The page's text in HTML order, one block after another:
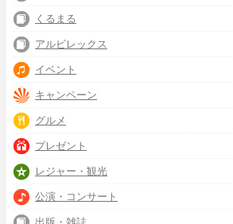
くるまる
アルビレックス
イベント
キャンペーン
グルメ
プレゼント
レジャー・観光
公演・コンサート
出版・雑誌